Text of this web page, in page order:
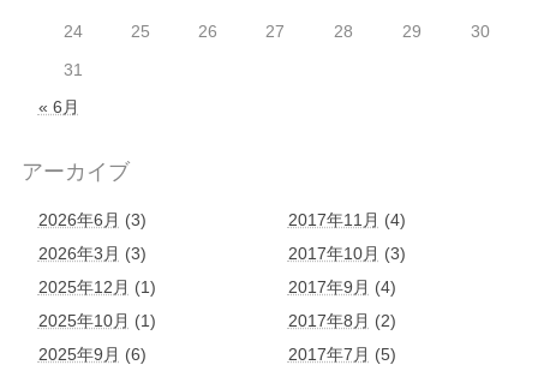
24
25 26 27 28 29
30
31
« 6月
アーカイブ
2026年6月 (3)
2026年3月 (3)
2025年12月 (1)
2025年10月 (1)
2025年9月 (6)
2017年11月 (4)
2017年10月 (3)
2017年9月 (4)
2017年8月 (2)
2017年7月 (5)